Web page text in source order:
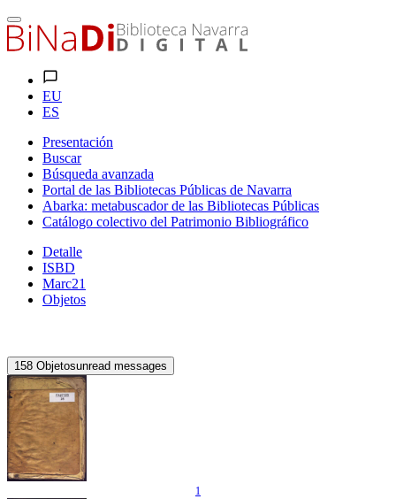
EU
ES
Presentación
Buscar
Búsqueda avanzada
Portal de las Bibliotecas Públicas de Navarra
Abarka: metabuscador de las Bibliotecas Públicas
Catálogo colectivo del Patrimonio Bibliográfico
Detalle
ISBD
Marc21
Objetos
158 Objetosunread messages
1